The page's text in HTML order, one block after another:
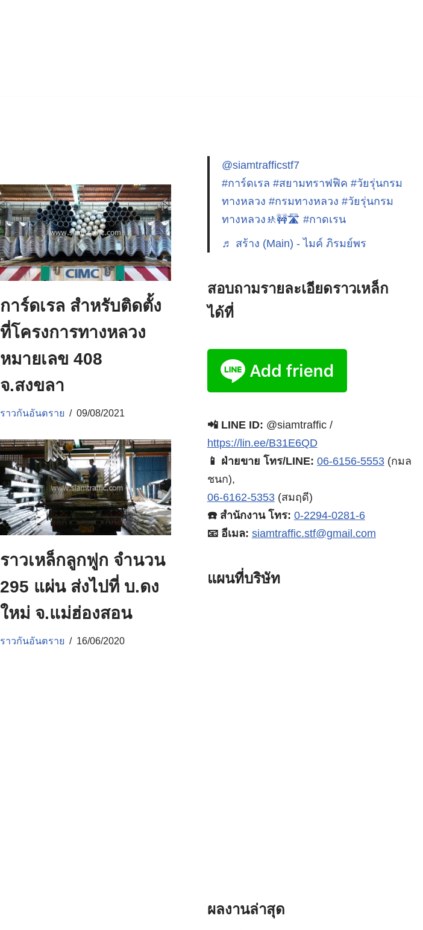
การ์ดเรล สำหรับติดตั้ง
ที่โครงการทางหลวง
หมายเลข 408
จ.สงขลา
ราวกันอันตราย 09/08/2021
ราวเหล็กลูกฟูก จำนวน
295 แผ่น ส่งไปที่ บ.ดง
ใหม่ จ.แม่ฮ่องสอน
ราวกันอันตราย 16/06/2020
@siamtrafficstf7
#การ์ดเรล #สยามทราฟฟิค #วัยรุ่นกรม
ทางหลวง #กรมทางหลวง #วัยรุ่นกรม
ทางหลวง🚸🚧🛣️ #กาดเรน
♬ สร้าง (Main) - ไมค์ ภิรมย์พร
สอบถามรายละเอียดราวเหล็ก
ได้ที่
📲 LINE ID: @siamtraffic /
https://lin.ee/B31E6QD
📱 ฝ่ายขาย โทร/LINE: 06-6156-5553(กมล
ชนก),
06-6162-5353(สมฤดี)
☎️ สำนักงาน โทร: 0-2294-0281-6
📧 อีเมล: siamtraffic.stf@gmail.com
แผนที่บริษัท
ผลงานล่าสุด